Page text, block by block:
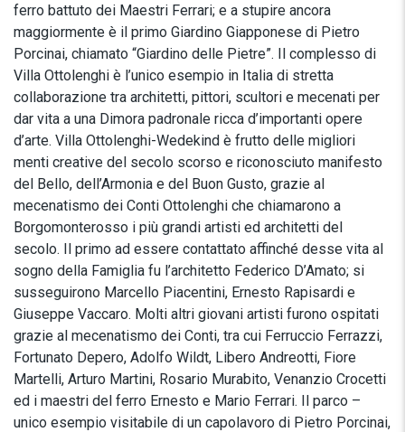
ferro battuto dei Maestri Ferrari; e a stupire ancora
maggiormente è il primo Giardino Giapponese di Pietro
Porcinai, chiamato “Giardino delle Pietre”. Il complesso di
Villa Ottolenghi è l’unico esempio in Italia di stretta
collaborazione tra architetti, pittori, scultori e mecenati per
dar vita a una Dimora padronale ricca d’importanti opere
d’arte. Villa Ottolenghi-Wedekind è frutto delle migliori
menti creative del secolo scorso e riconosciuto manifesto
del Bello, dell’Armonia e del Buon Gusto, grazie al
mecenatismo dei Conti Ottolenghi che chiamarono a
Borgomonterosso i più grandi artisti ed architetti del
secolo. Il primo ad essere contattato affinché desse vita al
sogno della Famiglia fu l’architetto Federico D’Amato; si
susseguirono Marcello Piacentini, Ernesto Rapisardi e
Giuseppe Vaccaro. Molti altri giovani artisti furono ospitati
grazie al mecenatismo dei Conti, tra cui Ferruccio Ferrazzi,
Fortunato Depero, Adolfo Wildt, Libero Andreotti, Fiore
Martelli, Arturo Martini, Rosario Murabito, Venanzio Crocetti
ed i maestri del ferro Ernesto e Mario Ferrari. Il parco –
unico esempio visitabile di un capolavoro di Pietro Porcinai,